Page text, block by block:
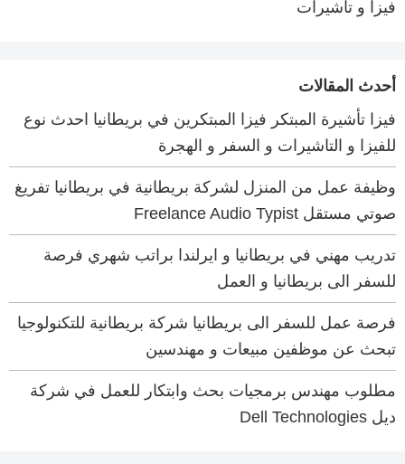
فيزا و تأشيرات
أحدث المقالات
فيزا تأشيرة المبتكر فيزا المبتكرين في بريطانيا احدث نوع
للفيزا و التاشيرات و السفر و الهجرة
وظيفة عمل من المنزل لشركة بريطانية في بريطانيا تفريغ
صوتي مستقل Freelance Audio Typist
تدريب مهني في بريطانيا و ايرلندا براتب شهري فرصة
للسفر الى بريطانيا و العمل
فرصة عمل للسفر الى بريطانيا شركة بريطانية للتكنولوجيا
تبحث عن موظفين مبيعات و مهندسين
مطلوب مهندس برمجيات بحث وابتكار للعمل في شركة
ديل Dell Technologies